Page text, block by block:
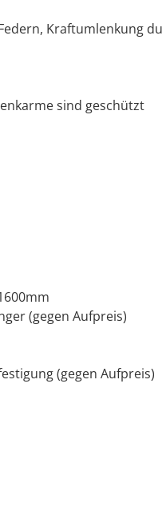
Kraftumlenkung
sind geschützt
(gegen Aufpreis)
(gegen Aufpreis)